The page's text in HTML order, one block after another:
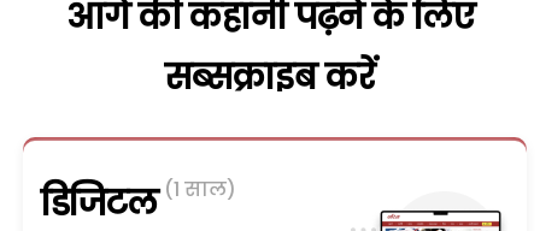
आगे की कहानी पढ़ने के लिए
सब्सक्राइब करें
डिजिटल (1 साल)